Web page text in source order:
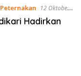
Peternakan
12 Oktober
Hadirkan